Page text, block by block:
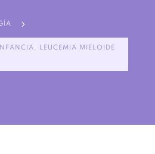
5
LEUCEMIA MIELOIDE